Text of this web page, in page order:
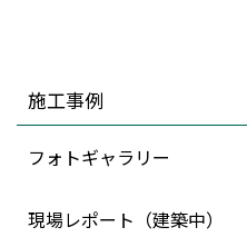
施工事例
フォトギャラリー
現場レポート（建築中）